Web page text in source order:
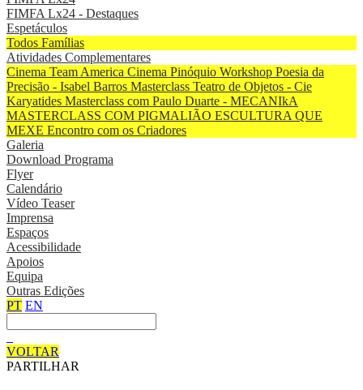
FIMFA Lx24 - Destaques
Espetáculos
Todos Famílias
Atividades Complementares
Cinema Team America Cinema Pinóquio Workshop Poesia da
Precisão - Isabel Barros Masterclass Teatro de Objetos - Cie
Karyatides Masterclass com Paulo Duarte - MECANIkA
MASTERCLASS COM PIGMALIÃO ESCULTURA QUE
MEXE Encontro com os Criadores
Galeria
Download Programa
Flyer
Calendário
Vídeo Teaser
Imprensa
Espaços
Acessibilidade
Apoios
Equipa
Outras Edições
PT EN
VOLTAR
PARTILHAR